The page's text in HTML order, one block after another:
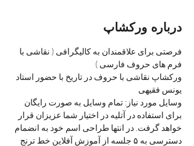
درباره ورکشاپ
فرصتی برای علاقمندان به کالیگرافی ( نقاشی با
فرم های حروف فارسی )
ورکشاپ نقاشی با حروف در تاریخ با حضور استاد
یونس فقیهی
وسایل مورد نیاز: تمام وسایل به صورت رایگان
برای استفاده در آتلیه در اختیار شما عزیزان قرار
خواهد گرفت. در انتها طراحی اسم خود به انضمام
دسترسی به ۵ جلسه از آموزش آفلاین خط ترنج